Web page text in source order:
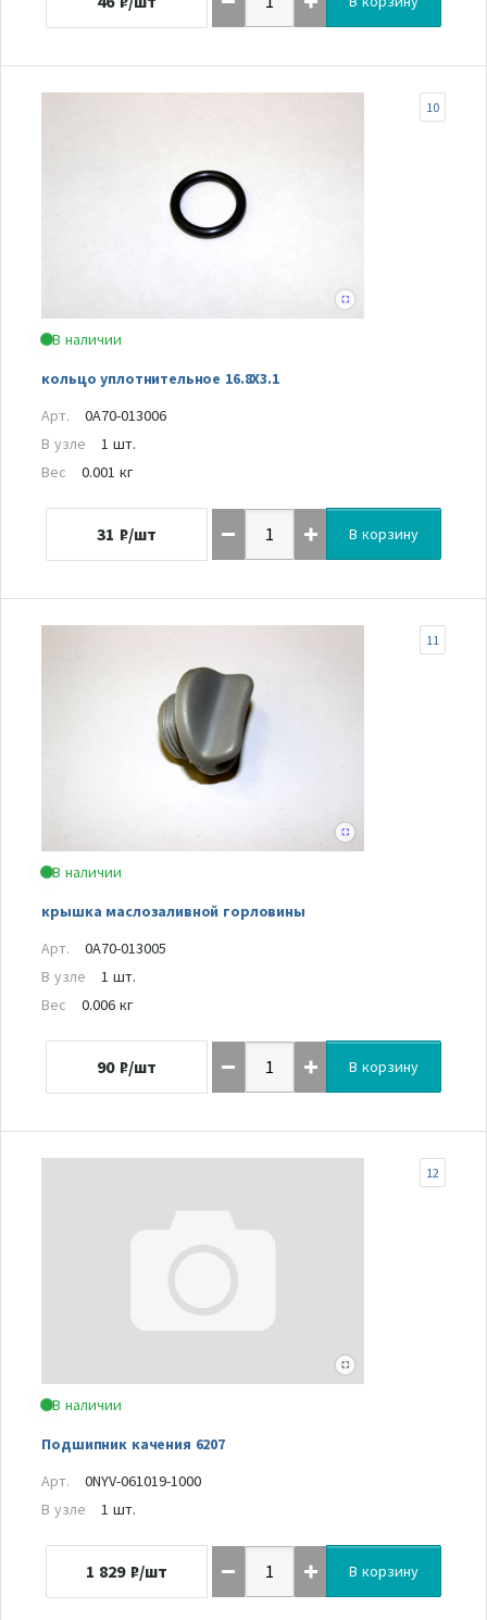
В наличии
кольцо уплотнительное 16.8X3.1
10
Арт.
0A70-013006
В узле
1 шт.
Вес
0.001 кг
31 ₽/шт В корзину
В наличии
крышка маслозаливной горловины
11
Арт.
0A70-013005
В узле
1 шт.
Вес
0.006 кг
90 ₽/шт В корзину
В наличии
Подшипник качения 6207
12
Арт.
0NYV-061019-1000
В узле
1 шт.
1 829 ₽/шт В корзину